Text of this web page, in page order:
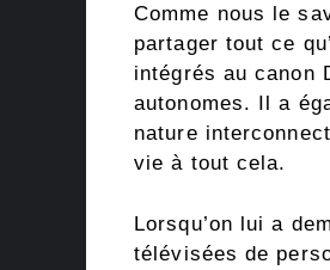
Comme nous le
partager tout ce
intégrés au canon
autonomes. Il a
nature
vie à tout cela.
Lorsqu’on lui a
télévisées de